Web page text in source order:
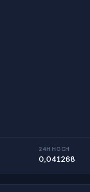
24H HOCH
0,041268